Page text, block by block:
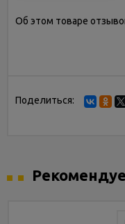
Об этом товаре
Поделиться: